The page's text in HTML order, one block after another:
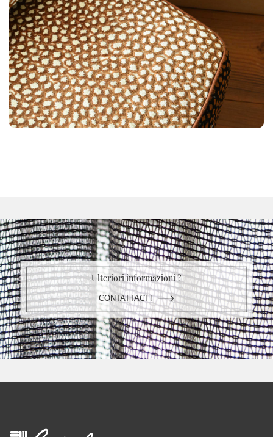
Ulteriori informazioni ?
CONTATTACI !